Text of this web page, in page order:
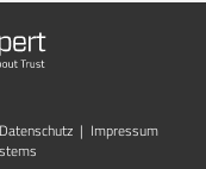
Datenschutz | Impressum